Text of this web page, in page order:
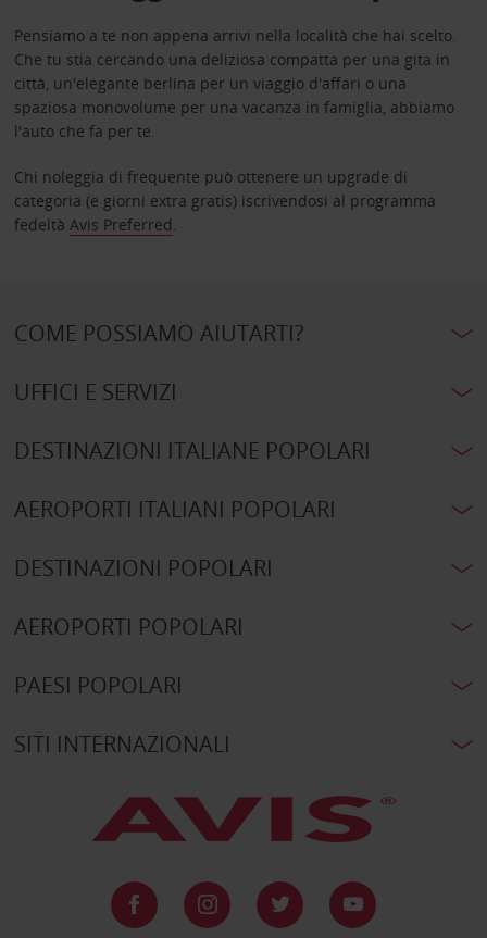
Pensiamo a te non appena arrivi nella località che hai scelto.
Che tu stia cercando una deliziosa compatta per una gita in
città, un'elegante berlina per un viaggio d'affari o una
spaziosa monovolume per una vacanza in famiglia, abbiamo
l'auto che fa per te.
Chi noleggia di frequente può ottenere un upgrade di
categoria (e giorni extra gratis) iscrivendosi al programma
fedeltà Avis Preferred.
COME POSSIAMO AIUTARTI?
UFFICI E SERVIZI
DESTINAZIONI ITALIANE POPOLARI
AEROPORTI ITALIANI POPOLARI
DESTINAZIONI POPOLARI
AEROPORTI POPOLARI
PAESI POPOLARI
SITI INTERNAZIONALI